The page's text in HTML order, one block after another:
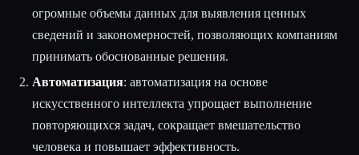
огромные объемы данных для выявления ценных
сведений и закономерностей, позволяющих компаниям
принимать обоснованные решения.
Автоматизация: автоматизация на основе
искусственного интеллекта упрощает выполнение
повторяющихся задач, сокращает вмешательство
человека и повышает эффективность.